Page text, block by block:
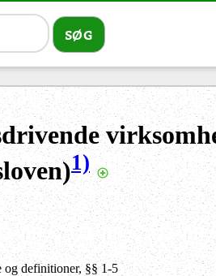
1)
og definitioner, §§ 1-5